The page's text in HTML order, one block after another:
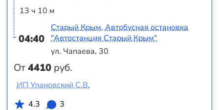
13 ч 10 м
04:40
От4410 руб.
Старый Крым, Автобусная остановка
"Автостанция Старый Крым"
ул. Чапаева, 30
ИП Улановский С.В.
4.3
3